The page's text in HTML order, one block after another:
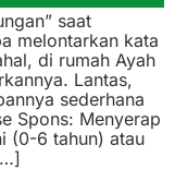
saat
melontarkan kata
di rumah Ayah
Lantas,
sederhana
Spons: Menyerap
(0-6 tahun) atau